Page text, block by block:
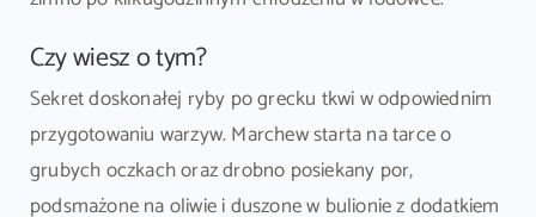
Czy wiesz o tym?
Sekret doskonałej ryby po grecku tkwi w odpowiednim
przygotowaniu warzyw. Marchew starta na tarce o
grubych oczkach oraz drobno posiekany por,
podsmażone na oliwie i duszone w bulionie z dodatkiem